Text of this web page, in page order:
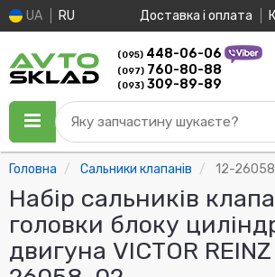
UA RU Доставка і оплата
(095) 448-06-06
(097) 760-80-88
(093) 309-89-89
Яку запчастину шукаєте?
Головна Сальники клапанів 12-
Набір сальників
головки блоку
двигуна VICTOR